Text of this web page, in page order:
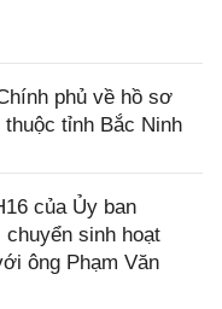
phủ về hồ sơ
tỉnh Bắc Ninh
của Ủy ban
sinh hoạt
ông Phạm Văn